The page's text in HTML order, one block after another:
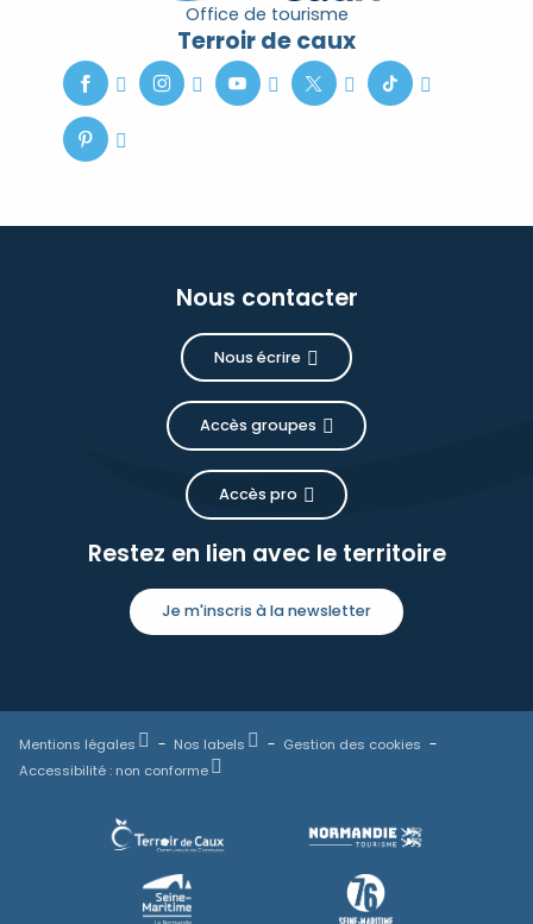
Office de tourisme
Terroir de caux
Nous contacter
Nous écrire
Accès groupes
Accès pro
Restez en lien avec le territoire
Je m'inscris à la newsletter
Mentions légales Nos labels
Gestion des cookies
Accessibilité : non conforme